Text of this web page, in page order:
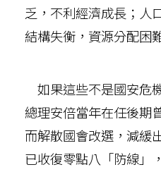
乏，不利經濟成長；人
結構失衡，資源分配困
如果這些不是國安危
總理安倍當年在任後期
而解散國會改選，減緩
已收復零點八「防線」